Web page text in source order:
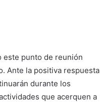
este punto de reunión
Ante la positiva respuesta
durante los
que acerquen a